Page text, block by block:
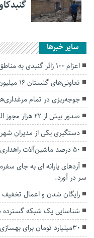
سایر خبرها
اعزام ۱۰۰ زائر گنبدی به مناطق عملیاتی غرب کشور
تعاونی‌های گلستان ۱۶ میلیون دلار کالا به کشورهای همسایه صادر کردند
جوجه‌ریزی در تمام
صدور بیش از ۲۲ هزار مجوز الکترونیکی کسب‌وکار در استان گلستان
دستگیری یکی از مدیران
۵۰ درصد ماشین‌آلات راهداری گلستان به نوسازی نیاز دارد
آردهای یارانه ای به جای
سر در آورد.
رایگان شدن و اعمال
شناسایی یک شبکه گسترده شاهدان
۳۰میلیارد تومان برای بهسازی سه محور در گلستان